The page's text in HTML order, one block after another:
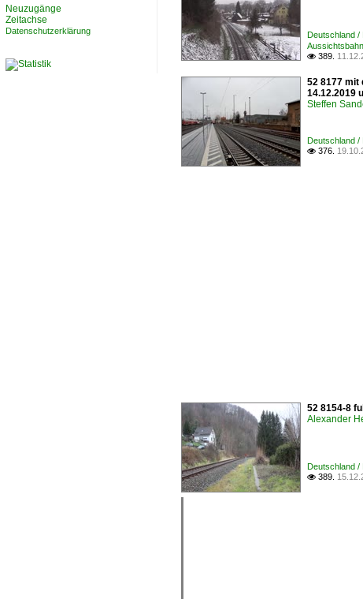
Deutschland
 389.
52 8177 mit
14.12.2019
Steffen
Deutschland
 376.
52 8154-8
Alexander
Deutschland
 389.
Neuzugänge
Zeitachse
Datenschutzerklärung